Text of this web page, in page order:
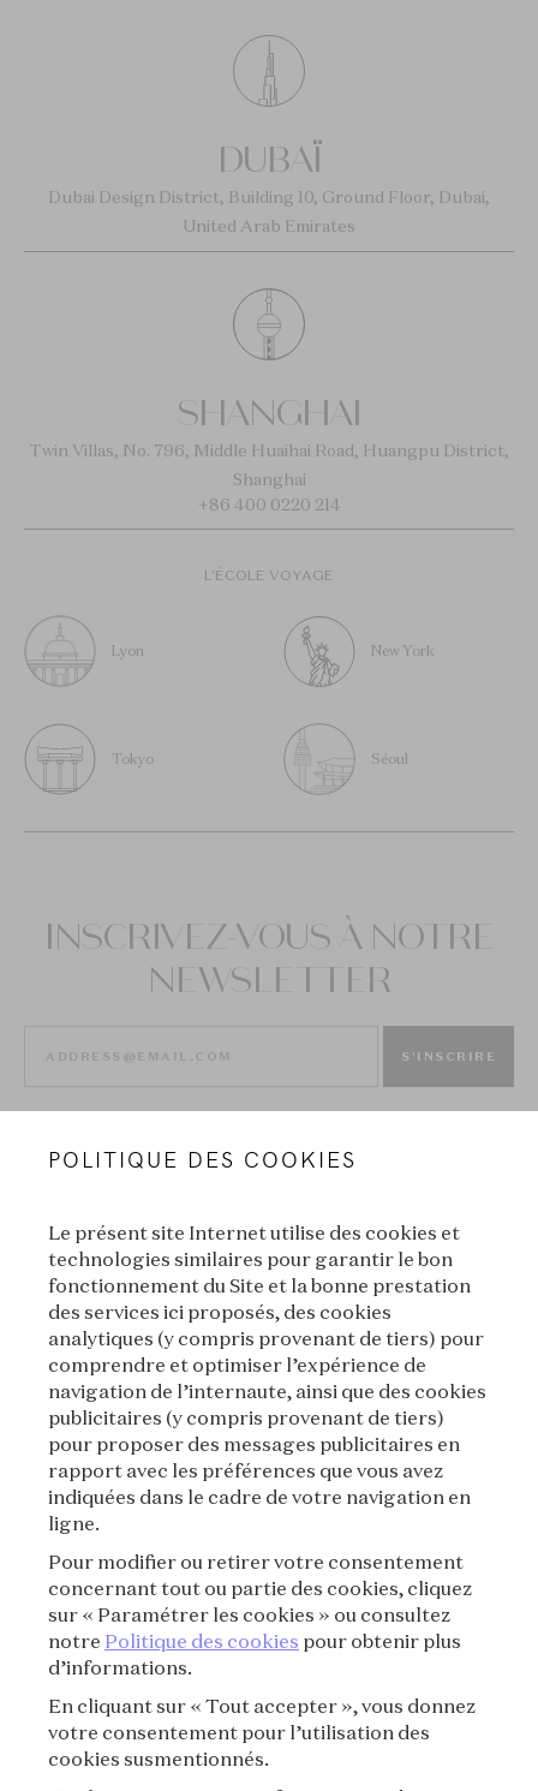
DUBAÏ
Dubai Design District, Building 10, Ground Floor, Dubai,
United Arab Emirates
SHANGHAI
Twin Villas, No. 796, Middle Huaihai Road, Huangpu District,
Shanghai
+86 400 0220 214
L’ÉCOLE VOYAGE
Lyon New York
Tokyo Séoul
INSCRIVEZ-VOUS À NOTRE
NEWSLETTER
S'INSCRIRE
VAN CLEEF & ARPELS
MENTIONS LÉGALES
CONDITIONS GÉNÉRALES DE VENTE
CONDITIONS D'UTILISATION
POLITIQUE DE CONFIDENTIALITÉ
CRÉDITS
CONTACT
FAQ
POLITIQUE DES COOKIES
Le présent site Internet utilise des cookies et
technologies similaires pour garantir le bon
fonctionnement du Site et la bonne prestation
des services ici proposés, des cookies
analytiques (y compris provenant de tiers) pour
comprendre et optimiser l’expérience de
navigation de l’internaute, ainsi que des cookies
publicitaires (y compris provenant de tiers)
pour proposer des messages publicitaires en
rapport avec les préférences que vous avez
indiquées dans le cadre de votre navigation en
ligne.
Pour modifier ou retirer votre consentement
concernant tout ou partie des cookies, cliquez
sur « Paramétrer les cookies » ou consultez
notre Politique des cookies pour obtenir plus
d’informations.
En cliquant sur « Tout accepter », vous donnez
votre consentement pour l’utilisation des
cookies susmentionnés.